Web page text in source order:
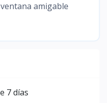
amigable
7 días